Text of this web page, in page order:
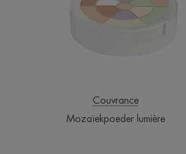
Couvrance
Mozaïekpoeder lumière